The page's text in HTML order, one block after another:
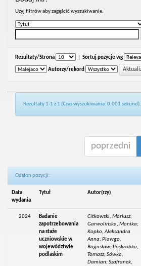
Uzyj filtrów aby zagęścić wyszukiwanie.
Rezultaty/Strona Sortuj pozycje wg
Autorzy/rekord
Rezultaty 1-1 z 1 (Czas wyszukiwania: 0.001 sekund).
poprzedni
Odsłon pozycji:
Data
wydania
Tytuł Autor(rzy)
2024
Badanie
zapotrzebowania
na staże
uczniowskie w
województwie
podlaskim
Citkowski, Mariusz;
Garwolińska, Monika;
Kopko, Aleksandra
Anna; Plawgo,
Bogusław; Poskrobko,
Tomasz; Sówka,
Damian; Szafranek,